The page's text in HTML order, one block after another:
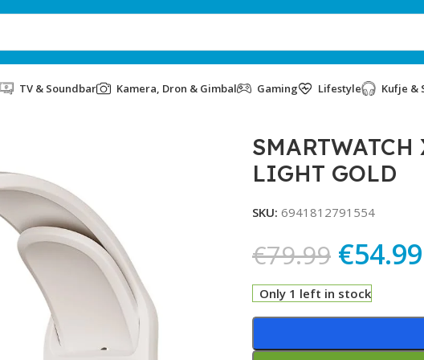
TV & Soundbar Kamera, Dron & Gimbal Gaming Lifestyle Kufje &
LIGHT GOLD
SKU: 6941812791554
€79.99 €54.99
Only 1 left in stock